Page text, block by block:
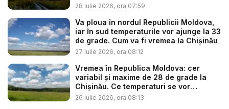
28 iulie 2026, ora 07:59
Va ploua în nordul Republicii Moldova,
iar în sud temperaturile vor ajunge la 33
de grade. Cum va fi vremea la Chișinău
27 iulie 2026, ora 08:12
Vremea în Republica Moldova: cer
variabil și maxime de 28 de grade la
Chișinău. Ce temperaturi se vor
înregis...
26 iulie 2026, ora 08:13